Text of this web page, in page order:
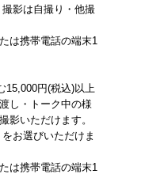
影は自撮り・他撮
は携帯電話の端末1
円(税込)以上
し・トーク中の様
影いただけます。
お選びいただけま
は携帯電話の端末1